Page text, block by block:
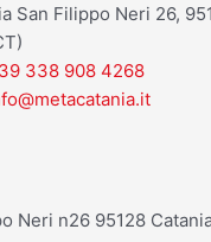
San Filippo Neri 26,
338 908 4268
Neri n26 95128